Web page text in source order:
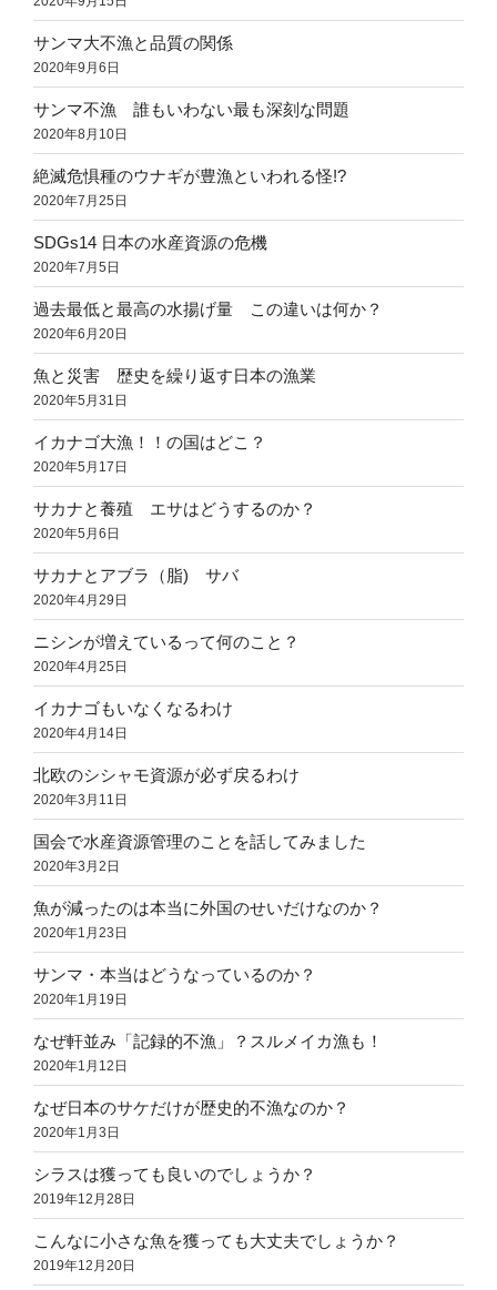
サンマ大不漁と品質の関係
2020年9月6日
サンマ不漁 誰もいわない最も深刻な問題
2020年8月10日
絶滅危惧種のウナギが豊漁といわれる怪!?
2020年7月25日
SDGs14 日本の水産資源の危機
2020年7月5日
過去最低と最高の水揚げ量 この違いは何か？
2020年6月20日
魚と災害 歴史を繰り返す日本の漁業
2020年5月31日
イカナゴ大漁！！の国はどこ？
2020年5月17日
サカナと養殖 エサはどうするのか？
2020年5月6日
サカナとアブラ（脂) サバ
2020年4月29日
ニシンが増えているって何のこと？
2020年4月25日
イカナゴもいなくなるわけ
2020年4月14日
北欧のシシャモ資源が必ず戻るわけ
2020年3月11日
国会で水産資源管理のことを話してみました
2020年3月2日
魚が減ったのは本当に外国のせいだけなのか？
2020年1月23日
サンマ・本当はどうなっているのか？
2020年1月19日
なぜ軒並み「記録的不漁」？スルメイカ漁も！
2020年1月12日
なぜ日本のサケだけが歴史的不漁なのか？
2020年1月3日
シラスは獲っても良いのでしょうか？
2019年12月28日
こんなに小さな魚を獲っても大丈夫でしょうか？
2019年12月20日